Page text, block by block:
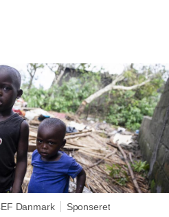
Danmark Sponseret